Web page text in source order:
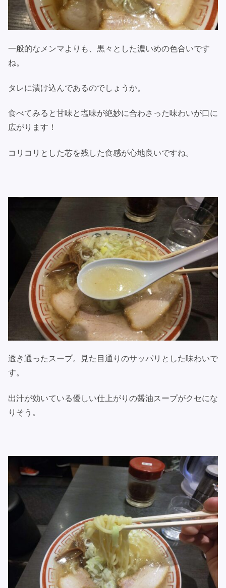
一般的なメンマよりも、黒々とした濃いめの色合いです
ね。
タレに漬け込んであるのでしょうか。
食べてみると甘味と塩味が絶妙に合わさった味わいが口に
広がります！
コリコリとした芯を残した食感が心地良いですね。
透き通ったスープ。見た目通りのサッパリとした味わいで
す。
出汁が効いている優しい仕上がりの醤油スープがクセにな
りそう。